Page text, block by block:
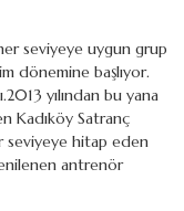
seviyeye uygun grup
dönemine başlıyor.
yılından bu yana
Kadıköy Satranç
seviyeye hitap eden
antrenör